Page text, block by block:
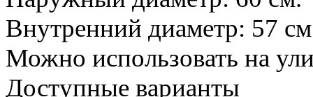
Внутренний диаметр: 57
Можно использовать на
Доступные варианты